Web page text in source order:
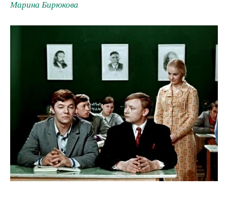
Марина Бирюкова